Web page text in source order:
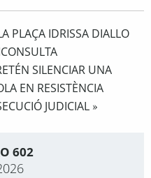
PLAÇA IDRISSA DIALLO
SILENCIAR UNA
EN RESISTÈNCIA
JUDICIAL»
602